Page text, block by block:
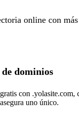
online con
dominios
con .yolasite.com,
uno único.